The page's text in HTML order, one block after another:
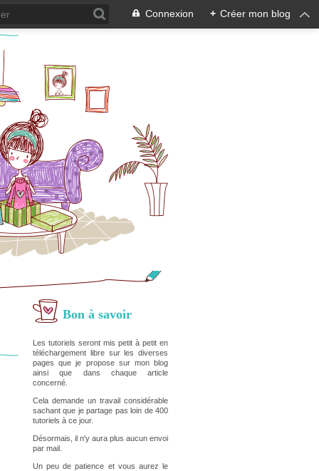
Connexion + Créer mon blog
Bon à savoir
Les tutoriels seront mis petit à petit en
téléchargement libre sur les diverses
pages que je propose sur mon blog
ainsi que dans chaque article
concerné.
Cela demande un travail considérable
sachant que je partage pas loin de 400
tutoriels à ce jour.
Désormais, il n'y aura plus aucun envoi
par mail.
Un peu de patience et vous aurez le